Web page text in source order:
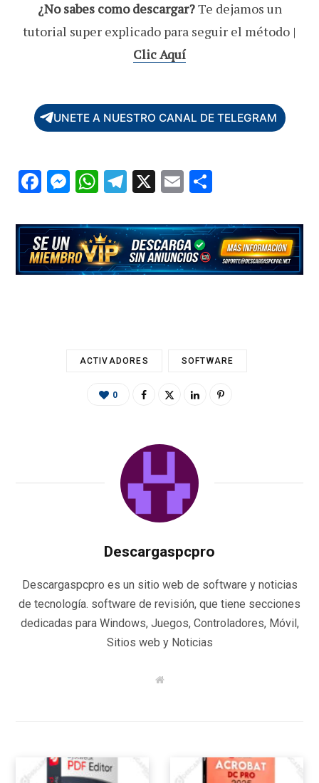
¿No sabes como descargar?Te dejamos un
tutorial super explicado para seguir el método |
Clic Aquí
UNETE A NUESTRO CANAL DE TELEGRAM
F
e
b
o
M
se
n
g
W
at
s
A
T
e
gr
a
X E
ai
l
m
p
ar
ACTIVADORES SOFTWARE
0
Descargaspcpro
Descargaspcpro es un sitio web de software y noticias
de tecnología. software de revisión, que tiene secciones
dedicadas para Windows, Juegos, Controladores, Móvil,
Sitios web y Noticias
W